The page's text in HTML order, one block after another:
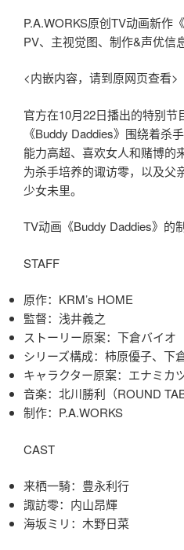
P.A.WORKS原创TV动画新作
PV、主视觉图、制作&声优信
<内嵌内容，请到原网页查看>
官方在10月22日播出的特别节
《Buddy Daddies》围绕着杀
能力高超、喜欢女人和赌博的
为杀手培养的诹访零，以及父
少女未里。
TV动画《Buddy Daddies》的
STAFF
原作：KRM’s HOME
監督：浅井義之
ストーリー原案：下倉バイオ
シリーズ構成：柿原優子、下
キャラクター原案：エナミカ
音楽：北川勝利（ROUND
制作：P.A.WORKS
CAST
来栖一騎：豊永利行
諏訪零：内山昂輝
海坂ミリ：木野日菜